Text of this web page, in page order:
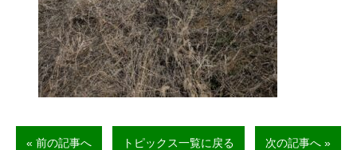
« 前の記事へ トピックス一覧に戻る 次の記事へ »